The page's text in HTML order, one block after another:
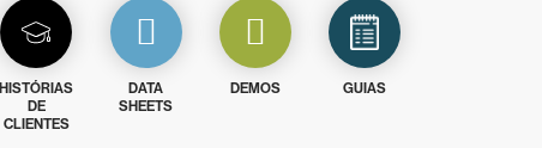
HISTÓRIAS
DE
CLIENTES
DATA
SHEETS
DEMOS GUIAS